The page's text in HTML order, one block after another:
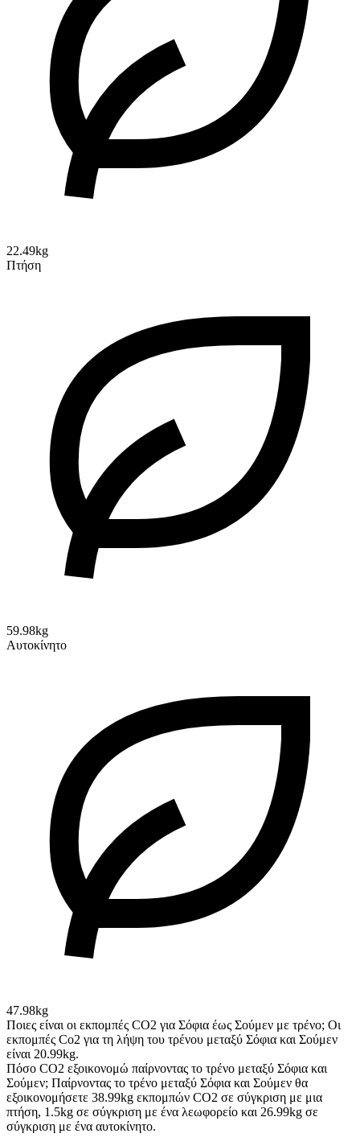
22.49kg
Πτήση
59.98kg
Αυτοκίνητο
47.98kg
Ποιες είναι οι εκπομπές CO2 για Σόφια έως Σούμεν με τρένο; Οι
εκπομπές Co2 για τη λήψη του τρένου μεταξύ Σόφια και Σούμεν
είναι 20.99kg.
Πόσο CO2 εξοικονομώ παίρνοντας το τρένο μεταξύ Σόφια και
Σούμεν; Παίρνοντας το τρένο μεταξύ Σόφια και Σούμεν θα
εξοικονομήσετε 38.99kg εκπομπών CO2 σε σύγκριση με μια
πτήση, 1.5kg σε σύγκριση με ένα λεωφορείο και 26.99kg σε
σύγκριση με ένα αυτοκίνητο.